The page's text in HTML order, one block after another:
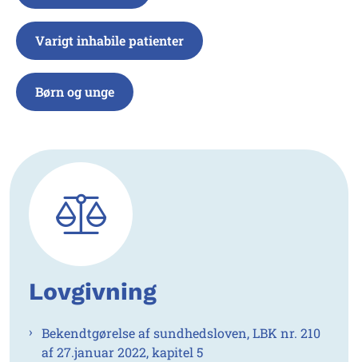
Varigt inhabile patienter
Børn og unge
Lovgivning
Bekendtgørelse af sundhedsloven, LBK nr. 210
af 27.januar 2022, kapitel 5